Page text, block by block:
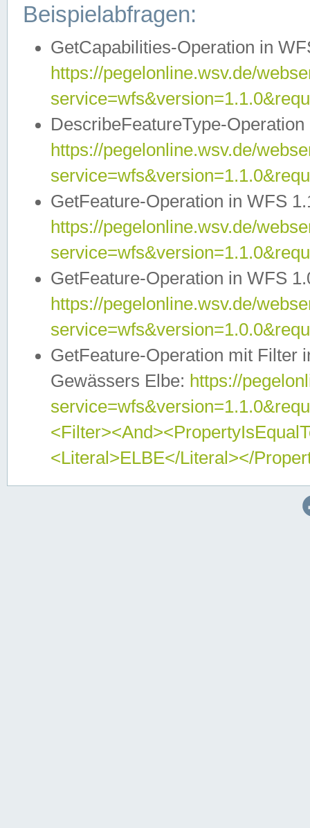
Beispielabfragen:
GetCapabilities-Operation in
https://pegelonline.wsv.de/
DescribeFeatureType-
https://pegelonline.wsv.de/
GetFeature-Operation in WFS
https://pegelonline.wsv.de/
GetFeature-Operation in WFS
https://pegelonline.wsv.de/
GetFeature-Operation mit Filter
Gewässers Elbe: https://
<Literal>ELBE</Literal></